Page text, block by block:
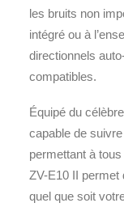
les bruits non
intégré ou à
directionnels
compatibles.
Équipé du
capable de
permettant à
ZV-E10 II permet
quel que soit